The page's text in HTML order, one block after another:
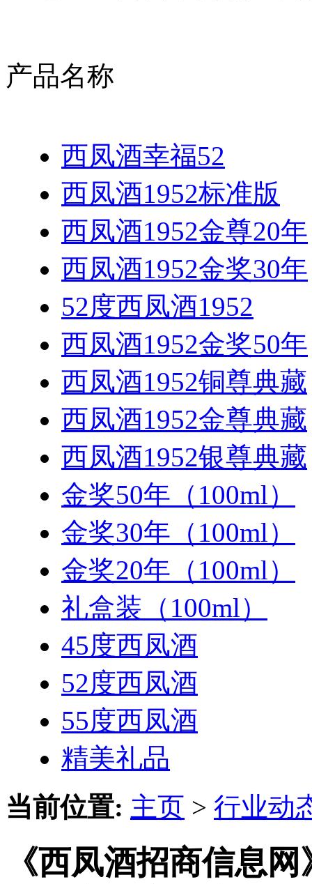
产品名称
西凤酒幸福52
西凤酒1952标准版
西凤酒1952金尊20年
西凤酒1952金奖30年
52度西凤酒1952
西凤酒1952金奖50年
西凤酒1952铜尊典藏
西凤酒1952金尊典藏
西凤酒1952银尊典藏
金奖50年（100ml）
金奖30年（100ml）
金奖20年（100ml）
礼盒装（100ml）
45度西凤酒
52度西凤酒
55度西凤酒
精美礼品
当前位置: 主页 > 行业动
《西凤酒招商信息